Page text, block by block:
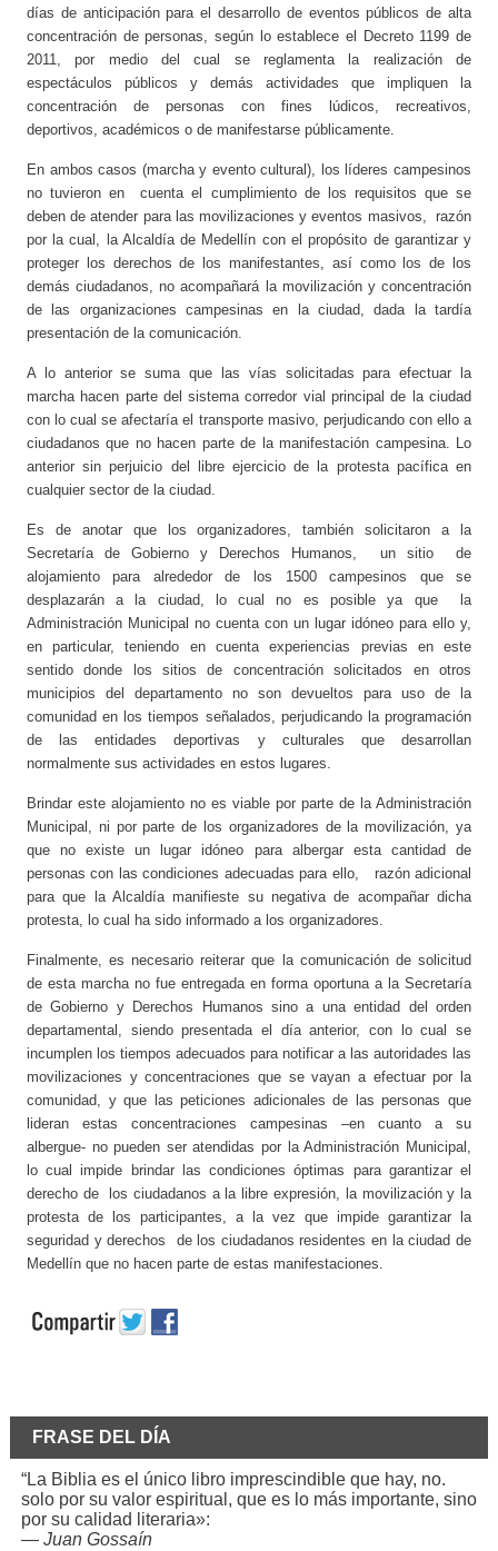
días de anticipación para el desarrollo de eventos públicos de alta
concentración de personas, según lo establece el Decreto 1199 de
2011, por medio del cual se reglamenta la realización de
espectáculos públicos y demás actividades que impliquen la
concentración de personas con fines lúdicos, recreativos,
deportivos, académicos o de manifestarse públicamente.
En ambos casos (marcha y evento cultural), los líderes campesinos
no tuvieron en cuenta el cumplimiento de los requisitos que se
deben de atender para las movilizaciones y eventos masivos, razón
por la cual, la Alcaldía de Medellín con el propósito de garantizar y
proteger los derechos de los manifestantes, así como los de los
demás ciudadanos, no acompañará la movilización y concentración
de las organizaciones campesinas en la ciudad, dada la tardía
presentación de la comunicación.
A lo anterior se suma que las vías solicitadas para efectuar la
marcha hacen parte del sistema corredor vial principal de la ciudad
con lo cual se afectaría el transporte masivo, perjudicando con ello a
ciudadanos que no hacen parte de la manifestación campesina. Lo
anterior sin perjuicio del libre ejercicio de la protesta pacífica en
cualquier sector de la ciudad.
Es de anotar que los organizadores, también solicitaron a la
Secretaría de Gobierno y Derechos Humanos, un sitio de
alojamiento para alrededor de los 1500 campesinos que se
desplazarán a la ciudad, lo cual no es posible ya que la
Administración Municipal no cuenta con un lugar idóneo para ello y,
en particular, teniendo en cuenta experiencias previas en este
sentido donde los sitios de concentración solicitados en otros
municipios del departamento no son devueltos para uso de la
comunidad en los tiempos señalados, perjudicando la programación
de las entidades deportivas y culturales que desarrollan
normalmente sus actividades en estos lugares.
Brindar este alojamiento no es viable por parte de la Administración
Municipal, ni por parte de los organizadores de la movilización, ya
que no existe un lugar idóneo para albergar esta cantidad de
personas con las condiciones adecuadas para ello, razón adicional
para que la Alcaldía manifieste su negativa de acompañar dicha
protesta, lo cual ha sido informado a los organizadores.
Finalmente, es necesario reiterar que la comunicación de solicitud
de esta marcha no fue entregada en forma oportuna a la Secretaría
de Gobierno y Derechos Humanos sino a una entidad del orden
departamental, siendo presentada el día anterior, con lo cual se
incumplen los tiempos adecuados para notificar a las autoridades las
movilizaciones y concentraciones que se vayan a efectuar por la
comunidad, y que las peticiones adicionales de las personas que
lideran estas concentraciones campesinas –en cuanto a su
albergue- no pueden ser atendidas por la Administración Municipal,
lo cual impide brindar las condiciones óptimas para garantizar el
derecho de los ciudadanos a la libre expresión, la movilización y la
protesta de los participantes, a la vez que impide garantizar la
seguridad y derechos de los ciudadanos residentes en la ciudad de
Medellín que no hacen parte de estas manifestaciones.
FRASE DEL DÍA
“La Biblia es el único libro imprescindible que hay, no.
solo por su valor espiritual, que es lo más importante, sino
por su calidad literaria»:
— Juan Gossaín